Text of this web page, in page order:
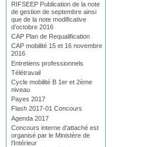
RIFSEEP Publication de la note
de gestion de septembre ainsi
que de la note modificative
d’octobre 2016
CAP Plan de Requalification
CAP mobilité 15 et 16 novembre
2016
Entretiens professionnels
Télétravail
Cycle mobilité B 1er et 2ème
niveau
Payes 2017
Flash 2017-01 Concours
Agenda 2017
Concours interne d’attaché est
organisé par le Ministère de
l’Intérieur